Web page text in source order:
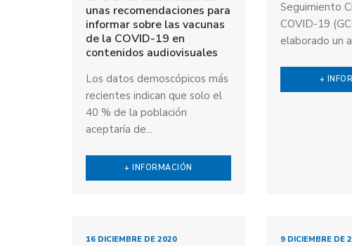
unas recomendaciones para
informar sobre las vacunas
de la COVID-19 en
contenidos audiovisuales
Los datos demoscópicos más
recientes indican que solo el
40 % de la población
aceptaría de...
+ INFORMACIÓN
Seguimiento
COVID-19
elaborado un
+
16 DICIEMBRE DE 2020 9 DICIEMBRE DE